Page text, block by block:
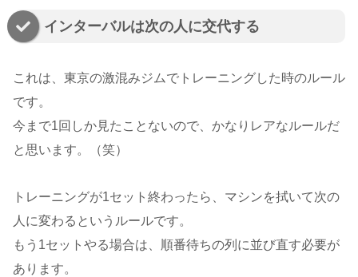
インターバルは次の人に交代する
これは、東京の激混みジムでトレーニングした時のルール
です。
今まで1回しか見たことないので、かなりレアなルールだ
と思います。（笑）
トレーニングが1セット終わったら、マシンを拭いて次の
人に変わるというルールです。
もう1セットやる場合は、順番待ちの列に並び直す必要が
あります。